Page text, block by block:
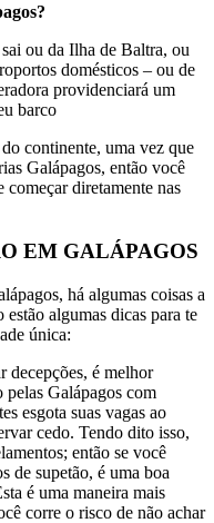
ou da Ilha de Baltra, ou
domésticos – ou de
providenciará um
barco
continente, uma vez que
Galápagos, então você
diretamente nas
EM GALÁPAGOS
há algumas coisas a
algumas dicas para te
única:
decepções, é melhor
pelas Galápagos com
esgota suas vagas ao
cedo. Tendo dito isso,
então se você
de supetão, é uma boa
é uma maneira mais
corre o risco de não achar